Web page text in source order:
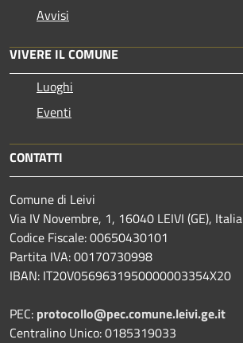
Avvisi
VIVERE IL COMUNE
Luoghi
Eventi
CONTATTI
Comune di Leivi
Via IV Novembre, 1, 16040 LEIVI (GE), Italia
Codice Fiscale: 00650430101
Partita IVA: 00170730998
IBAN: IT20V0569631950000003354X20
PEC: protocollo@pec.comune.leivi.ge.it
Centralino Unico: 0185319033